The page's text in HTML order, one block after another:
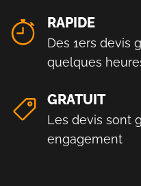
RAPIDE
Des 1ers devis
quelques
GRATUIT
Les devis sont
engagement